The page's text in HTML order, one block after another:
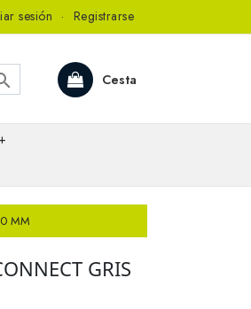
sesión · Registrarse
Cesta
MM
GRIS